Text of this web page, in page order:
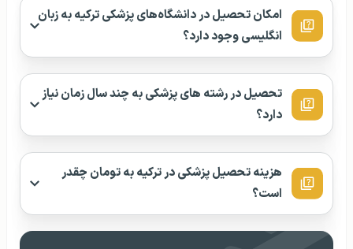
امکان تحصیل در دانشگاه‌های پزشکی ترکیه به زبان
انگلیسی وجود دارد؟
تحصیل در رشته‌ های پزشکی به چند سال زمان نیاز
دارد؟
هزینه تحصیل پزشکی در ترکیه به تومان چقدر
است؟